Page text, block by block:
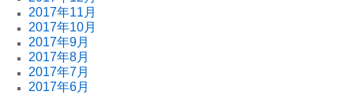
2017年11月
2017年10月
2017年9月
2017年8月
2017年7月
2017年6月